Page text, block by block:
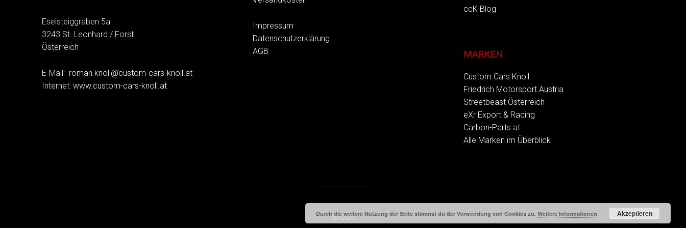
Eselsteiggraben 5a
3243 St. Leonhard / Forst
Österreich
E-Mail: roman.knoll@custom-cars-knoll.at
Internet: www.custom-cars-knoll.at
Impressum
Datenschutzerklärung
AGB
ccK Blog
MARKEN
Custom Cars Knoll
Friedrich Motorsport Austria
Streetbeast Österreich
eXr Export & Racing
Carbon-Parts.at
Alle Marken im Überblick
© CCK
Durch die weitere Nutzung der Seite stimmst du der Verwendung von Cookies zu. Weitere Informationen Akzeptieren